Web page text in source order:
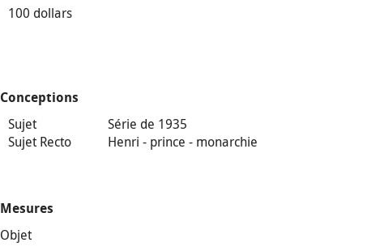
100 dollars
Conceptions
Sujet
Série de 1935
Sujet Recto
Henri - prince - monarchie
Mesures
Objet